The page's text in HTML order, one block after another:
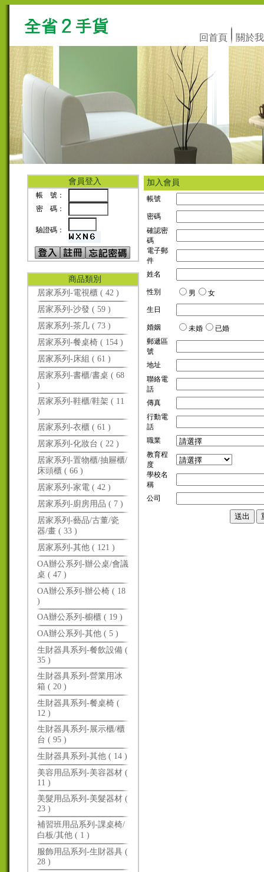
回首頁 關於
會員登入
帳 號：
密 碼：
驗證碼：
商品類別
居家系列-電視櫃 ( 42 )
居家系列-沙發 ( 59 )
居家系列-茶几 ( 73 )
居家系列-餐桌椅 ( 154 )
居家系列-床組 ( 61 )
居家系列-書櫃/書桌 ( 68
)
居家系列-鞋櫃/鞋架 ( 11
)
居家系列-衣櫃 ( 61 )
居家系列-化妝台 ( 22 )
居家系列-置物櫃/抽屜櫃/
床頭櫃 ( 66 )
居家系列-家電 ( 42 )
居家系列-廚房用品 ( 7 )
居家系列-藝品/古董/瓷
器/畫 ( 33 )
居家系列-其他 ( 121 )
OA辦公系列-辦公桌/會議
桌 ( 47 )
OA辦公系列-辦公椅 ( 18
)
OA辦公系列-櫥櫃 ( 19 )
OA辦公系列-其他 ( 5 )
生財器具系列-餐飲設備 (
35 )
生財器具系列-營業用冰
箱 ( 20 )
生財器具系列-餐桌椅 (
12 )
生財器具系列-展示櫃/櫃
台 ( 95 )
生財器具系列-其他 ( 14 )
美容用品系列-美容器材 (
11 )
美髮用品系列-美髮器材 (
23 )
補習班用品系列-課桌椅/
白板/其他 ( 1 )
服飾用品系列-生財器具 (
28 )
加入會員
帳號
密碼
確認密
碼
電子郵
件
姓名
性別 男
女
生日
婚姻 未婚
已婚
郵遞區
號
地址
聯絡電
話
傳真
行動電
話
職業
教育程
度
學校名
稱
公司